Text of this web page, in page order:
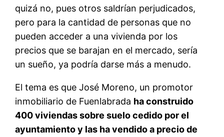
quizá no, pues otros saldrían perjudicados,
pero para la cantidad de personas que no
pueden acceder a una vivienda por los
precios que se barajan en el mercado, sería
un sueño, ya podría darse más a menudo.
El tema es que José Moreno, un promotor
inmobiliario de Fuenlabrada ha construido
400 viviendas sobre suelo cedido por el
ayuntamiento y las ha vendido a precio de